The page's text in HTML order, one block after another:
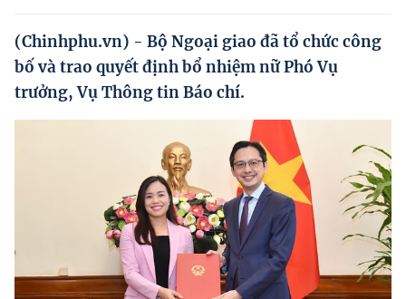
Hướng dẫn thực hiện chính sách
Phát triển kinh tế tư nhân và doanh nghiệp dân tộc
Doanh nghiệp dân tộc
Video
(Chinhphu.vn) - Bộ Ngoại giao đã tổ chức công
bố và trao quyết định bổ nhiệm nữ Phó Vụ
trưởng, Vụ Thông tin Báo chí.